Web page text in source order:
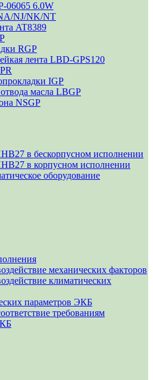
06065 6.0W
NJ/NK/NT
AT8389
RGP
лента LBD-GPS120
IGP
масла LBGP
NSGP
в бескорпусном исполнении
в корпусном исполнении
оборудование
механических факторов
климатических
параметров ЭКБ
требованиям